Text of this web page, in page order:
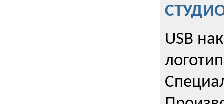
USB